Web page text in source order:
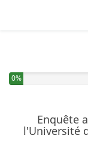
Vous avez
0%
Enquête
l'Université